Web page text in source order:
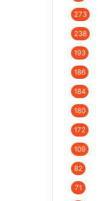
273
238
193
186
184
180
172
109
82
71